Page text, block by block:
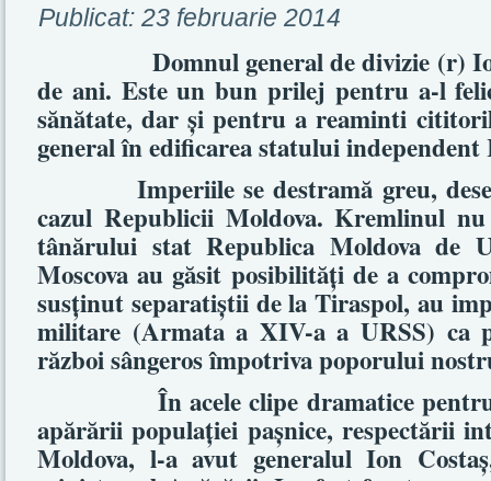
Publicat: 23 februarie 2014
Domnul general de divizie (r) Ion
de ani. Este un bun prilej pentru a-l
sănătate, dar şi pentru a reaminti
general în edificarea statului
Imperiile se destramă greu,
cazul Republicii Moldova. Kremlinul
tânărului stat Republica Moldova de
Moscova au găsit posibilităţi de a
susţinut separatiştii de la Tiraspol, au
militare (Armata a XIV-a a URSS) ca
război sângeros împotriva poporului
În acele clipe dramatice
apărării populaţiei paşnice, respectării
Moldova, l-a avut generalul Ion